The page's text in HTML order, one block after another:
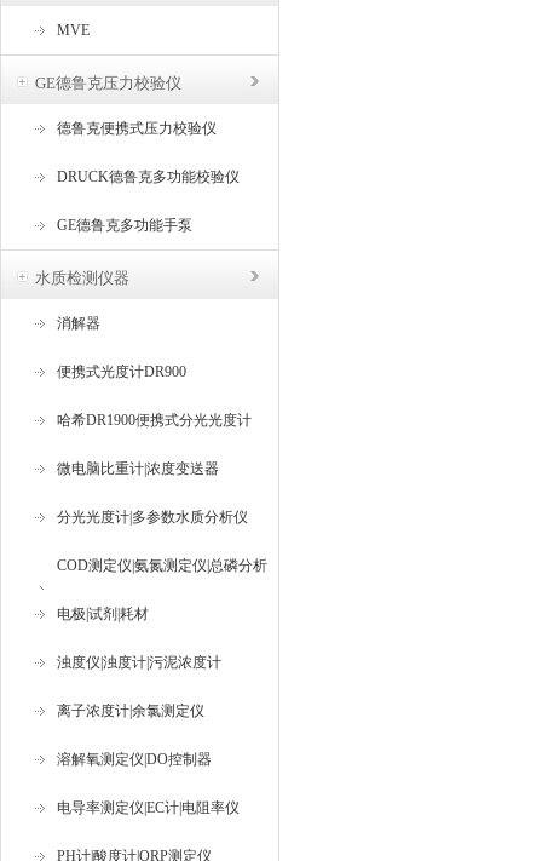
MVE
GE德鲁克压力校验仪
德鲁克便携式压力校验仪
DRUCK德鲁克多功能校验仪
GE德鲁克多功能手泵
水质检测仪器
消解器
便携式光度计DR900
哈希DR1900便携式分光光度计
微电脑比重计|浓度变送器
分光光度计|多参数水质分析仪
COD测定仪|氨氮测定仪|总磷分析
仪
电极|试剂|耗材
浊度仪|浊度计|污泥浓度计
离子浓度计|余氯测定仪
溶解氧测定仪|DO控制器
电导率测定仪|EC计|电阻率仪
PH计|酸度计|ORP测定仪